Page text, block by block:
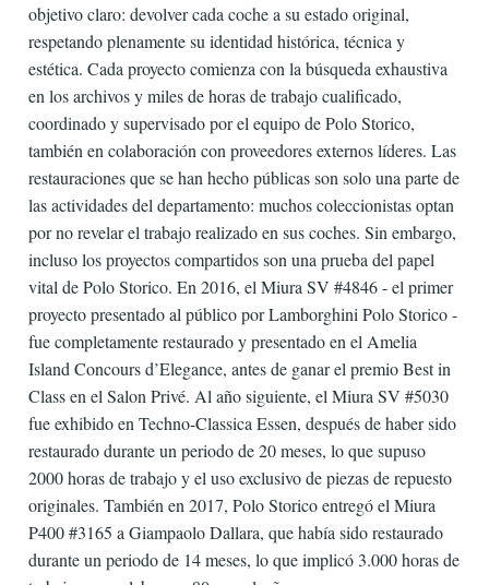
objetivo claro: devolver cada coche a su estado original,
respetando plenamente su identidad histórica, técnica y
estética. Cada proyecto comienza con la búsqueda exhaustiva
en los archivos y miles de horas de trabajo cualificado,
coordinado y supervisado por el equipo de Polo Storico,
también en colaboración con proveedores externos líderes. Las
restauraciones que se han hecho públicas son solo una parte de
las actividades del departamento: muchos coleccionistas optan
por no revelar el trabajo realizado en sus coches. Sin embargo,
incluso los proyectos compartidos son una prueba del papel
vital de Polo Storico. En 2016, el Miura SV #4846 - el primer
proyecto presentado al público por Lamborghini Polo Storico -
fue completamente restaurado y presentado en el Amelia
Island Concours d’Elegance, antes de ganar el premio Best in
Class en el Salon Privé. Al año siguiente, el Miura SV #5030
fue exhibido en Techno-Classica Essen, después de haber sido
restaurado durante un periodo de 20 meses, lo que supuso
2000 horas de trabajo y el uso exclusivo de piezas de repuesto
originales. También en 2017, Polo Storico entregó el Miura
P400 #3165 a Giampaolo Dallara, que había sido restaurado
durante un periodo de 14 meses, lo que implicó 3.000 horas de